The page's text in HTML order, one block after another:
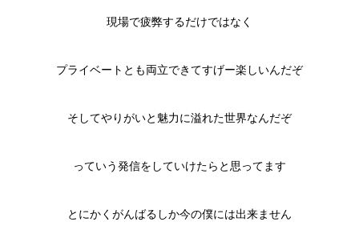
現場で疲弊するだけではなく
プライベートとも両立できてすげー楽しいんだぞ
そしてやりがいと魅力に溢れた世界なんだぞ
っていう発信をしていけたらと思ってます
とにかくがんばるしか今の僕には出来ません